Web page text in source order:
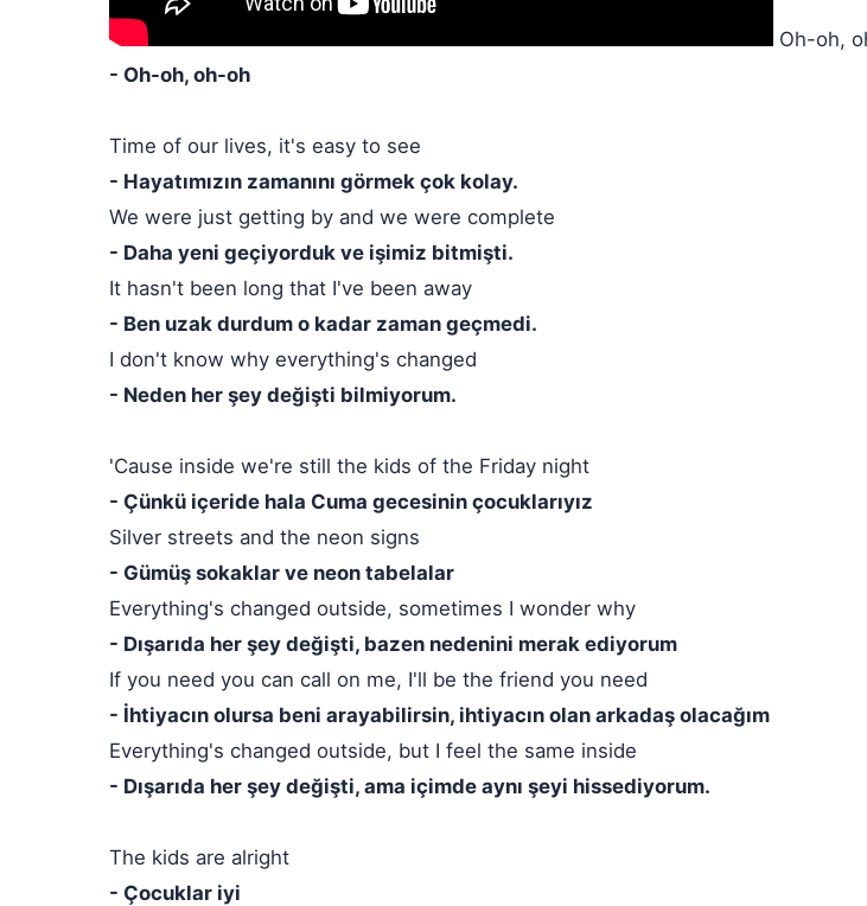
Oh-oh,
- Oh-oh, oh-oh
Time of our lives, it's easy to see
- Hayatımızın zamanını görmek çok kolay.
We were just getting by and we were complete
- Daha yeni geçiyorduk ve işimiz bitmişti.
It hasn't been long that I've been away
- Ben uzak durdum o kadar zaman geçmedi.
I don't know why everything's changed
- Neden her şey değişti bilmiyorum.
'Cause inside we're still the kids of the Friday night
- Çünkü içeride hala Cuma gecesinin çocuklarıyız
Silver streets and the neon signs
- Gümüş sokaklar ve neon tabelalar
Everything's changed outside, sometimes I wonder why
- Dışarıda her şey değişti, bazen nedenini merak ediyorum
If you need you can call on me, I'll be the friend you need
- İhtiyacın olursa beni arayabilirsin, ihtiyacın olan arkadaş olacağım
Everything's changed outside, but I feel the same inside
- Dışarıda her şey değişti, ama içimde aynı şeyi hissediyorum.
The kids are alright
- Çocuklar iyi